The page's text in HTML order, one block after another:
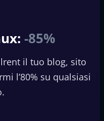
-85%
il tuo blog, sito
l’80% su qualsiasi